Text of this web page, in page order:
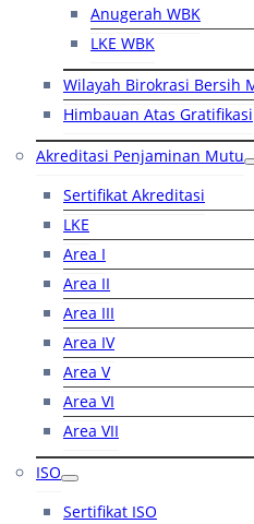
Anugerah WBK
LKE WBK
Wilayah Birokrasi Bersih
Himbauan Atas Gratifikasi
Akreditasi Penjaminan Mutu
Sertifikat Akreditasi
LKE
Area I
Area II
Area III
Area IV
Area V
Area VI
Area VII
ISO
Sertifikat ISO